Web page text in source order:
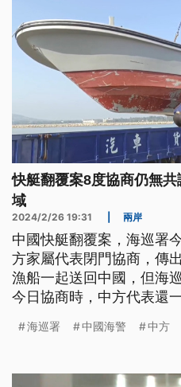
快艇翻覆案8度協商仍無
域
2024/2/26 19:31 兩岸
中國快艇翻覆案，海巡署
方家屬代表閉門協商，傳
漁船一起送回中國，但海
今日協商時，中方代表還
出導彈護衛艦改裝的洞頭
海巡署 中國海警 中方